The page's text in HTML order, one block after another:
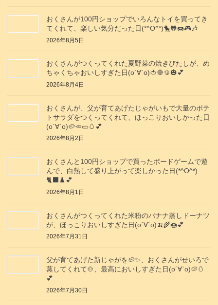
おくさんが100円ショップでいろんなトイを買ってき
てくれて、楽しい気分だった日(*^O^*)🐤🐸🍩🎮️🎶
2026年8月5日
おくさんがつくってくれた夏野菜の焼きびたしが、め
ちゃくちゃおいしすぎた日(о´∀`о)🍅🧅🫑🎃💕
2026年8月4日
おくさんが、父が育てあげたじゃがいもで大量のポテ
トサラダをつくってくれて、ほっこりおいしかった日
(о´∀`о)🥔🥕🥒🥚💕
2026年8月2日
おくさんと100円ショップで買ったボードゲームで遊
んで、白熱して盛り上がって楽しかった日(*^O^*)
🐈‍⬛♟️💕
2026年8月1日
おくさんがつくってくれた米粉のバナナ蒸しドーナツ
が、ほっこりおいしすぎた日(о´∀`о)🍌🌾🍩💕
2026年7月31日
父が育てあげた新じゃがを🥔✨️、おくさんがせいろで
蒸してくれて🍲、最高においしすぎた日(о´∀`о)🥔🥚
💕
2026年7月30日